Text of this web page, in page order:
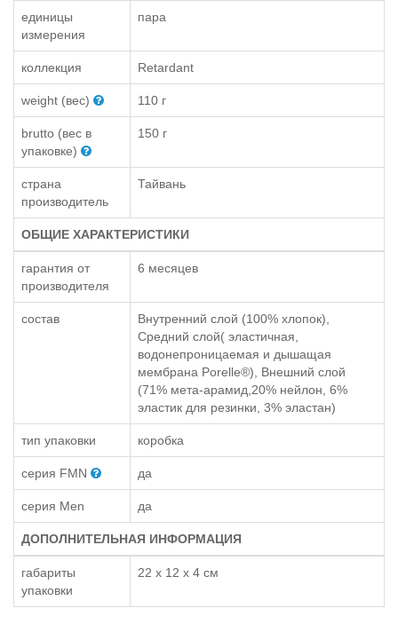
единицы
измерения
пара
коллекция Retardant
weight (вес) 110 г
brutto (вес в
упаковке)
150 г
страна
производитель
Тайвань
ОБЩИЕ ХАРАКТЕРИСТИКИ
гарантия от
производителя
6 месяцев
состав
Внутренний слой (100% хлопок),
Средний слой( эластичная,
водонепроницаемая и дышащая
мембрана Porelle®), Внешний слой
(71% мета-арамид,20% нейлон, 6%
эластик для резинки, 3% эластан)
тип упаковки коробка
серия FMN да
серия Men да
ДОПОЛНИТЕЛЬНАЯ ИНФОРМАЦИЯ
габариты
упаковки
22 x 12 x 4 см